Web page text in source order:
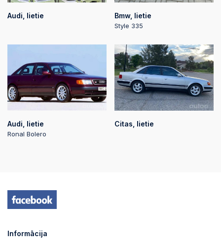
Audi, lietie Bmw, lietie
Style 335
Audi, lietie
Ronal Bolero
Citas, lietie
Informācija